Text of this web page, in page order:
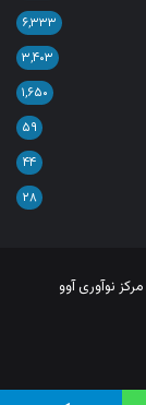
۶,۳۳۳
۳,۴۰۳
۱,۶۵۰
۵۹
۴۴
۲۸
مرکز نوآوری آوو